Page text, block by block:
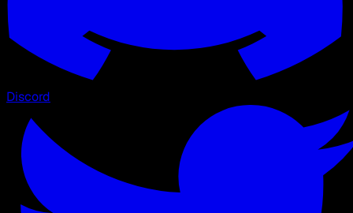
Discord